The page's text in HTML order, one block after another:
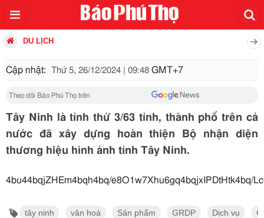
DU LỊCH
Cập nhật: Thứ 5, 26/12/2024 | 09:48 GMT+7
Theo dõi Báo Phú Thọ trên
Tây Ninh là tỉnh thứ 3/63 tỉnh, thành phố trên cả
nước đã xây dựng hoàn thiện Bộ nhận diện
thương hiệu hình ảnh tỉnh Tây Ninh.
4bu44bqjZHEm4bqh4bq/
tây ninh văn hoá Sản phẩm GRDP Dịch vụ